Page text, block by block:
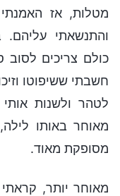
מטלות, אז האמנתי
והתנשאתי
כולם צריכים לסוב
חשבתי ששיפוטו
לטהר ולשנות
מאוחר באותו
מסופקת מאוד.
מאוחר יותר,